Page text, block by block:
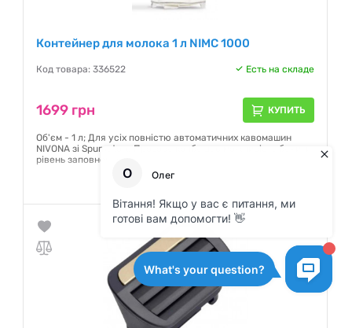
Контейнер для молока 1 л NIMC 1000
Код товара: 336522 Есть на складе
1699 грн КУПИТЬ
Об'єм - 1 л; Для усіх повністю автоматичних кавомашин
NIVONA зі Spumatore Прозора колба дає можливість бачити
рівень заповнення